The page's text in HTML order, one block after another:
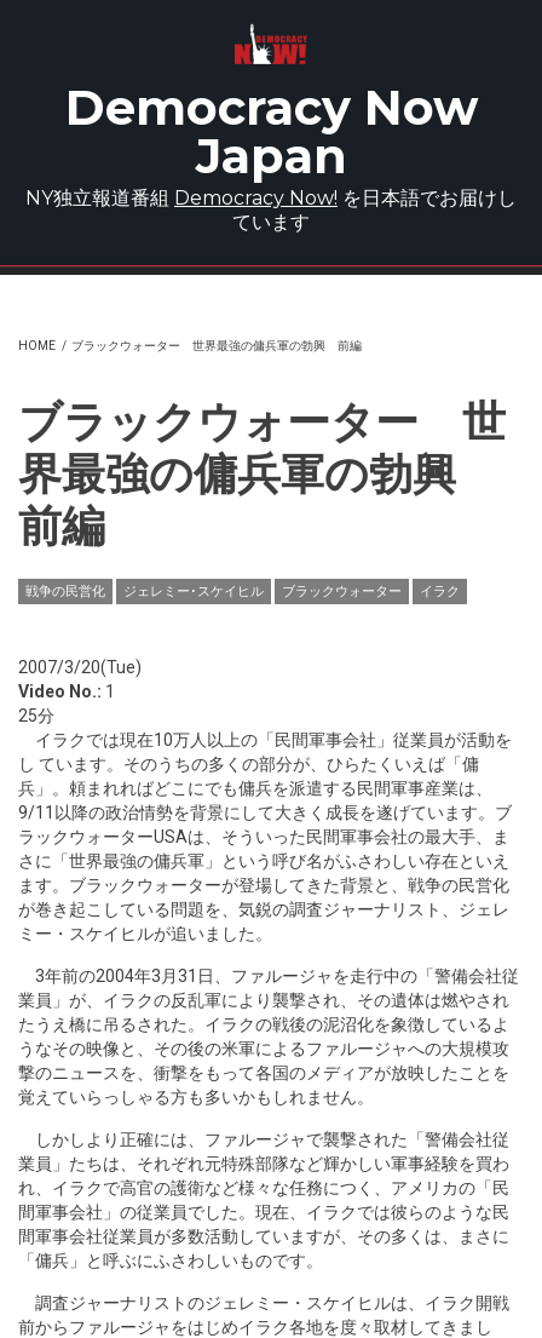
Democracy Now
Japan
NY独立報道番組 Democracy Now! を日本語でお届けし
ています
HOME / ブラックウォーター 世界最強の傭兵軍の勃興 前編
ブラックウォーター 世
界最強の傭兵軍の勃興
前編
戦争の民営化 ジェレミー･スケイヒル ブラックウォーター イラク
2007/3/20(Tue)
Video No.: 1
25分
イラクでは現在10万人以上の「民間軍事会社」従業員が活動を
し ています。そのうちの多くの部分が、ひらたくいえば「傭
兵」。頼まれればどこにでも傭兵を派遣する民間軍事産業は、
9/11以降の政治情勢を背景にして大きく成長を遂げています。ブ
ラックウォーターUSAは、そういった民間軍事会社の最大手、ま
さに「世界最強の傭兵軍」という呼び名がふさわしい存在といえ
ます。ブラックウォーターが登場してきた背景と、戦争の民営化
が巻き起こしている問題を、気鋭の調査ジャーナリスト、ジェレ
ミー・スケイヒルが追いました。
3年前の2004年3月31日、ファルージャを走行中の「警備会社従
業員」が、イラクの反乱軍により襲撃され、その遺体は燃やされ
たうえ橋に吊るされた。イラクの戦後の泥沼化を象徴しているよ
うなその映像と、その後の米軍によるファルージャへの大規模攻
撃のニュースを、衝撃をもって各国のメディアが放映したことを
覚えていらっしゃる方も多いかもしれません。
しかしより正確には、ファルージャで襲撃された「警備会社従
業員」たちは、それぞれ元特殊部隊など輝かしい軍事経験を買わ
れ、イラクで高官の護衛など様々な任務につく、アメリカの「民
間軍事会社」の従業員でした。現在、イラクでは彼らのような民
間軍事会社従業員が多数活動していますが、その多くは、まさに
「傭兵」と呼ぶにふさわしいものです。
調査ジャーナリストのジェレミー・スケイヒルは、イラク開戦
前からファルージャをはじめイラク各地を度々取材してきまし